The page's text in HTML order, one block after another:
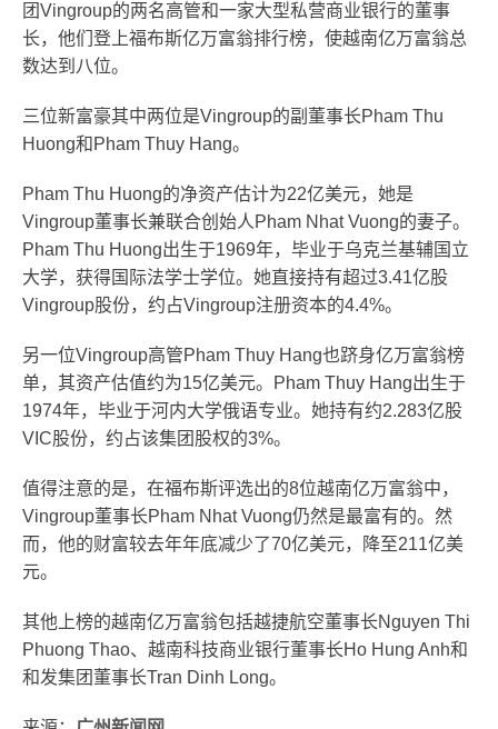
团Vingroup的两名高管和一家大型私营商业银行的董事
长，他们登上福布斯亿万富翁排行榜，使越南亿万富翁总
数达到八位。
三位新富豪其中两位是Vingroup的副董事长Pham Thu
Huong和Pham Thuy Hang。
Pham Thu Huong的净资产估计为22亿美元，她是
Vingroup董事长兼联合创始人Pham Nhat Vuong的妻子。
Pham Thu Huong出生于1969年，毕业于乌克兰基辅国立
大学，获得国际法学士学位。她直接持有超过3.41亿股
Vingroup股份，约占Vingroup注册资本的4.4%。
另一位Vingroup高管Pham Thuy Hang也跻身亿万富翁榜
单，其资产估值约为15亿美元。Pham Thuy Hang出生于
1974年，毕业于河内大学俄语专业。她持有约2.283亿股
VIC股份，约占该集团股权的3%。
值得注意的是，在福布斯评选出的8位越南亿万富翁中，
Vingroup董事长Pham Nhat Vuong仍然是最富有的。然
而，他的财富较去年年底减少了70亿美元，降至211亿美
元。
其他上榜的越南亿万富翁包括越捷航空董事长Nguyen Thi
Phuong Thao、越南科技商业银行董事长Ho Hung Anh和
和发集团董事长Tran Dinh Long。